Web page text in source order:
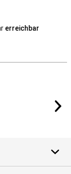
erreichbar